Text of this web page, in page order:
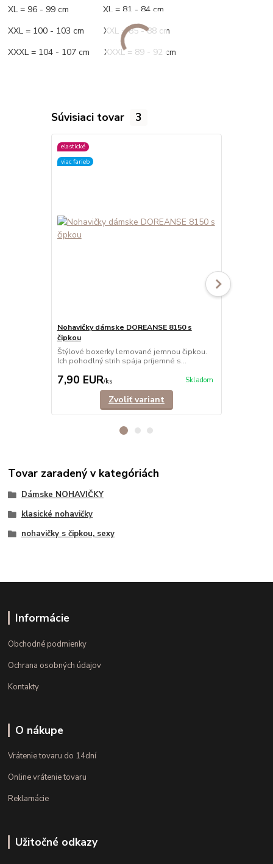
XL = 96 - 99 cm XL = 81 - 84 cm
XXL = 100 - 103 cm XXL = 85 - 88 cm
XXXL = 104 - 107 cm XXXL = 89 - 92 cm
Súvisiaci tovar 3
elastické
viac farieb
Nohavičky dámske DOREANSE 8150 s
čipkou
Štýlové boxerky lemované jemnou čipkou.
Ich pohodlný strih spája príjemné s...
7,90 EUR/ks Skladom
Zvoliť variant
Tovar zaradený v kategóriách
Dámske NOHAVIČKY
klasické nohavičky
nohavičky s čipkou, sexy
Informácie
Obchodné podmienky
Ochrana osobných údajov
Kontakty
O nákupe
Vrátenie tovaru do 14dní
Online vrátenie tovaru
Reklamácie
Užitočné odkazy